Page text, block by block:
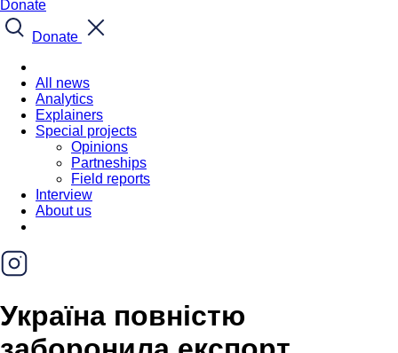
Donate
Donate
All news
Analytics
Explainers
Special projects
Opinions
Partneships
Field reports
Interview
About us
Україна повністю